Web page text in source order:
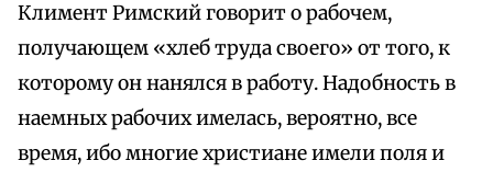
Климент Римский говорит о рабочем,
получающем «хлеб труда своего» от того, к
которому он нанялся в работу. Надобность в
наемных рабочих имелась, вероятно, все
время, ибо многие христиане имели поля и